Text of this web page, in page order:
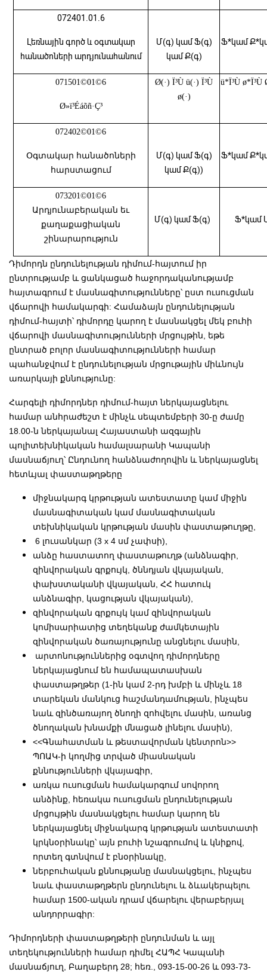
072401.01.6
Լեռնային գործ և օգտակար
հանածոների արդյունահանում
Մ(գ) կամ Ֆ(գ)
կամ Ք(գ)
Ֆ*կամ
071501©01©6
Ø»ï³Éáõñ·Ç³
Ø(·) Ï³Ù ü(·) Ï³Ù
ø(·)
ü*Ï³Ù ø*Ï³Ù
072402©01©6
Օգտակար հանածոների
հարստացում
Մ(գ) կամ Ֆ(գ)
կամ Ք(գ))
Ֆ*կամ
073201©01©6
Արդյունաբերական եւ
քաղաքացիական
շինարարություն
Մ(գ) կամ Ֆ(գ) Ֆ*կամ
Դիմորդն ընդունելության դիմում-հայտում իր
ընտրությամբ և ցանկացած հաջորդականությամբ
հայտագրում է մասնագիտությունները՝ ըստ ուսուցման
վճարովի համակարգի: Համաձայն ընդունելության
դիմում-հայտի՝ դիմորդը կարող է մասնակցել մեկ բուհի
վճարովի մասնագիտությունների մրցույթին, եթե
ընտրած բոլոր մասնագիտությունների համար
պահանջվում է ընդունելության մրցութային միևնույն
առարկայի քննությունը:
Հարգելի դիմորդներ դիմում-հայտ ներկայացնելու
համար անհրաժեշտ է մինչև սեպտեմբերի 30-ը ժամը
18.00-ն ներկայանալ Հայաստանի ազգային
պոլիտեխնիկական համալսարանի Կապանի
մասնաճյուղ՝ Ընդունող հանձնաժողովին և ներկայացնել
հետևյալ փաստաթղթերը
միջնակարգ կրթության ատեստատը կամ միջին
մասնագիտական կամ մասնագիտական
տեխնիկական կրթության մասին փաստաթուղթը,
6 լուսանկար (3 x 4 սմ չափսի),
անձը հաստատող փաստաթուղթ (անձնագիր,
զինվորական գրքույկ, ծննդյան վկայական,
փախստականի վկայական, ՀՀ հատուկ
անձնագիր, կացության վկայական),
զինվորական գրքույկ կամ զինվորական
կոմիսարիատից տեղեկանք ժամկետային
զինվորական ծառայությունը անցնելու մասին,
արտոնություններից օգտվող դիմորդները
ներկայացնում են համապատասխան
փաստաթղթեր (1-ին կամ 2-րդ խմբի և մինչև 18
տարեկան մանկուց հաշմանդամության, ինչպես
նաև զինծառայող ծնողի զոհվելու մասին, առանց
ծնողական խնամքի մնացած լինելու մասին),
<<Գնահատման և թեստավորման կենտրոն>>
ՊՈԱԿ-ի կողմից տրված միասնական
քննությունների վկայագիր,
առկա ուսուցման համակարգում սովորող
անձինք, հեռակա ուսուցման ընդունելության
մրցույթին մասնակցելու համար կարող են
ներկայացնել միջնակարգ կրթության ատեստատի
կրկնօրինակը՝ այն բուհի նշագրումով և կնիքով,
որտեղ գտնվում է բնօրինակը,
ներբուհական քննությանը մասնակցելու, ինչպես
նաև փաստաթղթերն ընդունելու և ձևակերպելու
համար 1500-ական դրամ վճարելու վերաբերյալ
անդորրագիր:
Դիմորդների փաստաթղթերի ընդունման և այլ
տեղեկությունների համար դիմել ՀԱՊՀ Կապանի
մասնաճյուղ, Բաղաբերդ 28; հեռ., 093-15-00-26 և 093-73-